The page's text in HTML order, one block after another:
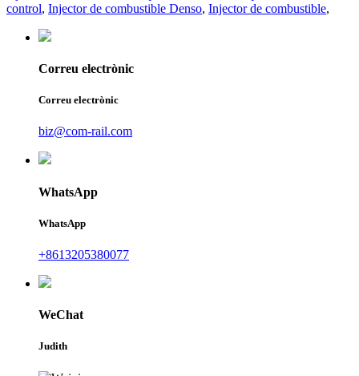
control, Injector de combustible Denso, Injector de combustible,
Correu electrònic
Correu electrònic
biz@com-rail.com
WhatsApp
WhatsApp
+8613205380077
WeChat
Judith